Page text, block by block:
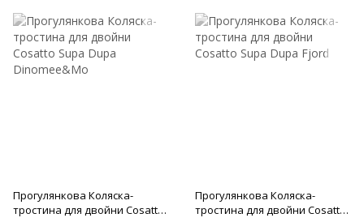
Прогулянкова Коляска-
тростина для двойни Cosatto
Прогулянкова Коляска-
тростина для двойни Cosatto